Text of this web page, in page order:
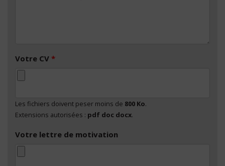
Votre CV *
Les fichiers doivent peser moins de 800 Ko.
Extensions autorisées : pdf doc docx.
Votre lettre de motivation